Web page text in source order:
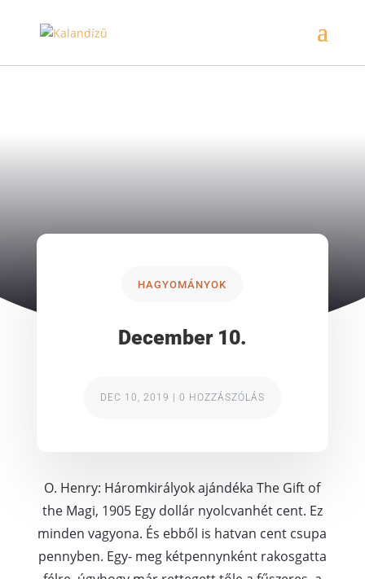
HAGYOMÁNYOK
December 10.
DEC 10, 2019 0 HOZZÁSZÓLÁS
O. Henry: Háromkirályok ajándéka The Gift of
the Magi, 1905 Egy dollár nyolcvanhét cent. Ez
minden vagyona. És ebből is hatvan cent csupa
pennyben. Egy- meg kétpennynként rakosgatta